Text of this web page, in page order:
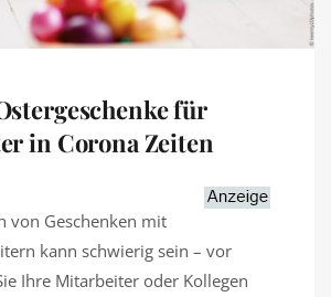
für
in Corona Zeiten
von Geschenken mit
kann schwierig sein – vor
Ihre Mitarbeiter oder Kollegen